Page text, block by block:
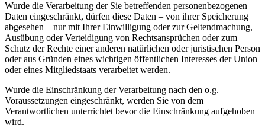
Wurde die Verarbeitung der Sie betreffenden personenbezogenen
Daten eingeschränkt, dürfen diese Daten – von ihrer Speicherung
abgesehen – nur mit Ihrer Einwilligung oder zur Geltendmachung,
Ausübung oder Verteidigung von Rechtsansprüchen oder zum
Schutz der Rechte einer anderen natürlichen oder juristischen Person
oder aus Gründen eines wichtigen öffentlichen Interesses der Union
oder eines Mitgliedstaats verarbeitet werden.
Wurde die Einschränkung der Verarbeitung nach den o.g.
Voraussetzungen eingeschränkt, werden Sie von dem
Verantwortlichen unterrichtet bevor die Einschränkung aufgehoben
wird.